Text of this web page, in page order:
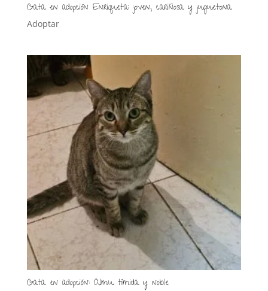
Gata en adopción Enriqueta: joven, cariñosa y juguetona
Adoptar
Gata en adopción: Almu tímida y noble